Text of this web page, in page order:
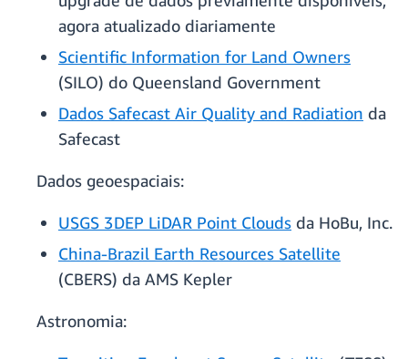
agora atualizado diariamente
Scientific Information for Land Owners
(SILO) do Queensland Government
Dados Safecast Air Quality and Radiation da
Safecast
Dados geoespaciais:
USGS 3DEP LiDAR Point Clouds da HoBu, Inc.
China-Brazil Earth Resources Satellite
(CBERS) da AMS Kepler
Astronomia: